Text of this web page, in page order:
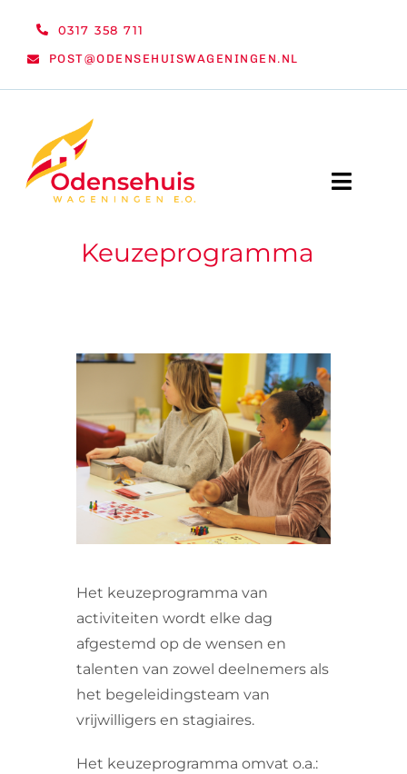
0317 358 711
POST@ODENSEHUISWAGENINGEN.NL
Toggle
WELKOM
VRIJWILLIGERS & STAGIAIRES
Keuzeprogramma
Het keuzeprogramma van
activiteiten wordt elke dag
afgestemd op de wensen en
talenten van zowel deelnemers als
het begeleidingsteam van
vrijwilligers en stagiaires.
Het keuzeprogramma omvat o.a.: